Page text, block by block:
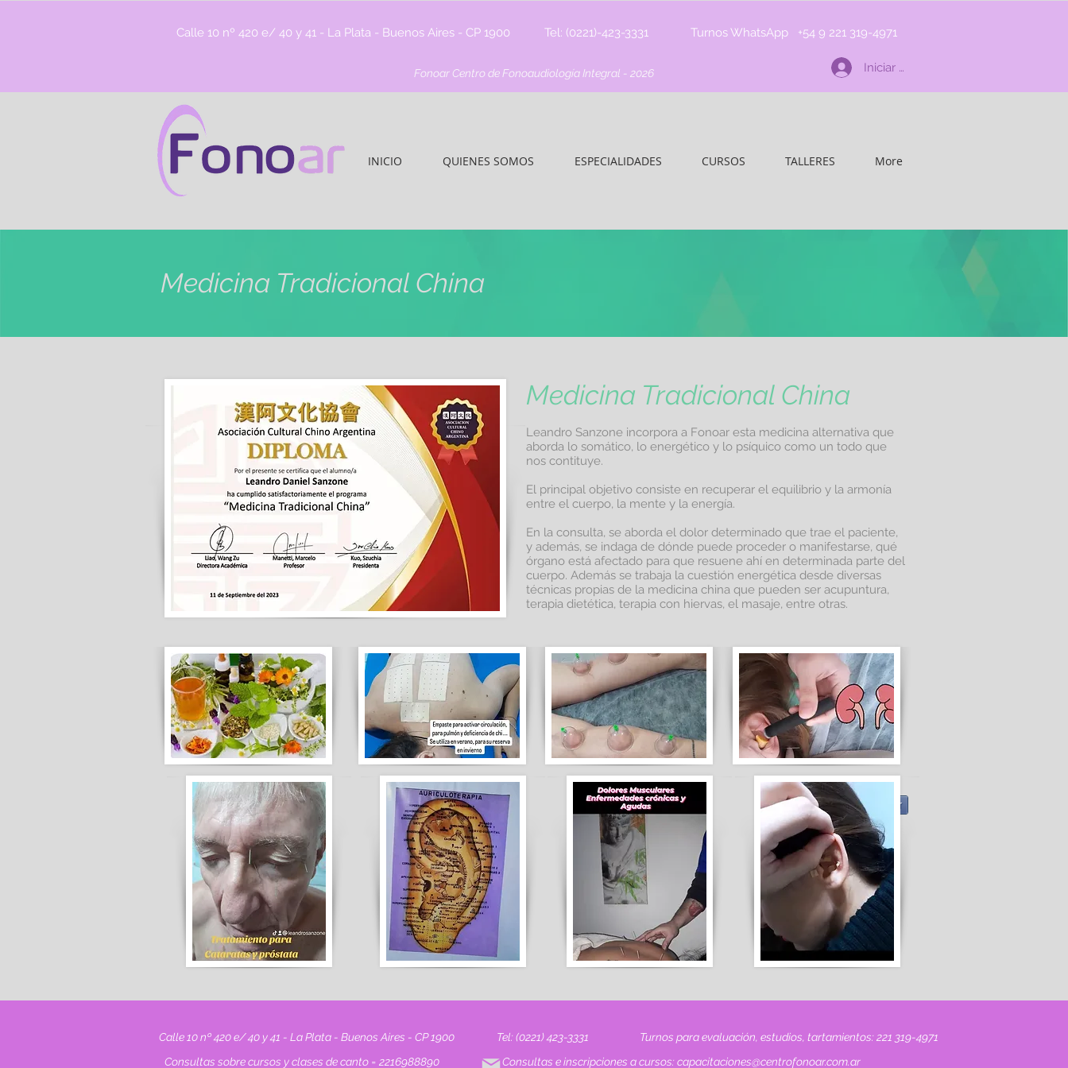
Calle 10 nº 420 e/ 40 y 41 - La Plata - Buenos Aires - CP 1900 Tel: (0221)-423-3331 Turnos WhatsApp +54 9 221 319-4971
Fonoar Centro de Fonoaudiología Integral - 2026 Iniciar sesión
INICIO QUIENES SOMOS ESPECIALIDADES CURSOS TALLERES More
Medicina Tradicional China
Medicina Tradicional China
Leandro Sanzone incorpora a Fonoar esta medicina alternativa que
aborda lo somático, lo energético y lo psíquico como un todo que
nos contituye.
El principal objetivo consiste en recuperar el equilibrio y la armonía
entre el cuerpo, la mente y la energía.
En la consulta, se aborda el dolor determinado que trae el paciente,
y además, se indaga de dónde puede proceder o manifestarse, qué
órgano está afectado para que resuene ahí en determinada parte del
cuerpo. Además se trabaja la cuestión energética desde diversas
técnicas propias de la medicina china que pueden ser acupuntura,
terapia dietética, terapia con hiervas, el masaje, entre otras.
Compartir
Calle 10 nº 420 e/ 40 y 41 - La Plata - Buenos Aires - CP 1900 Tel: (0221) 423-3331
Turnos para evaluación, estudios, tartamientos: 221 319-4971
Consultas sobre cursos y clases de canto = 2216988890
Consultas e inscripciones a cursos:capacitaciones@centrofonoar.com.ar